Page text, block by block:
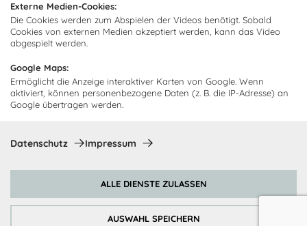
Externe Medien-Cookies:
Die Cookies werden zum Abspielen der Videos benötigt. Sobald
Cookies von externen Medien akzeptiert werden, kann das Video
abgespielt werden.
Google Maps:
Ermöglicht die Anzeige interaktiver Karten von Google. Wenn
aktiviert, können personenbezogene Daten (z. B. die IP-Adresse) an
Google übertragen werden.
Datenschutz Impressum
AUSWAHL SPEICHERN
ALLE DIENSTE ZULASSEN
Abholorte
Newsletter und empfangen Sie
Neuigkeiten und Angebote
Ich bin damit einverstanden, dass Cocooning24 mich regelmäßig
per E-Mail-Newsletter über seine Angebote informiert.
Zahlungsmethoden